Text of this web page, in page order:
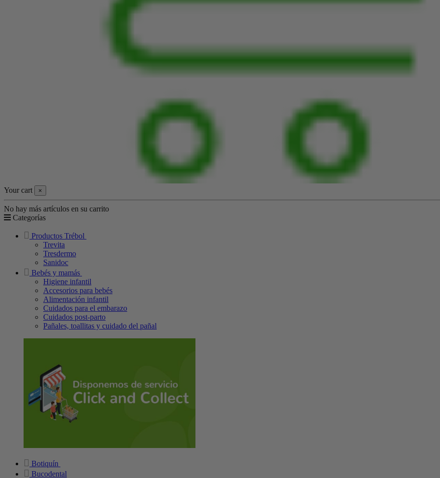
Your cart ×
No hay más artículos en su carrito
Categorías
Productos Trébol
Trevita
Tresdermo
Sanidoc
Bebés y mamás
Higiene infantil
Accesorios para bebés
Alimentación infantil
Cuidados para el embarazo
Cuidados post-parto
Pañales, toallitas y cuidado del pañal
Botiquín
Bucodental